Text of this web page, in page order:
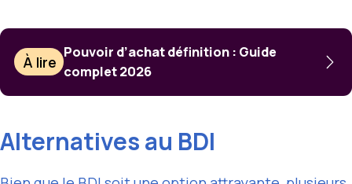
À lire
Pouvoir d’achat définition : Guide
complet 2026
Alternatives au BDI